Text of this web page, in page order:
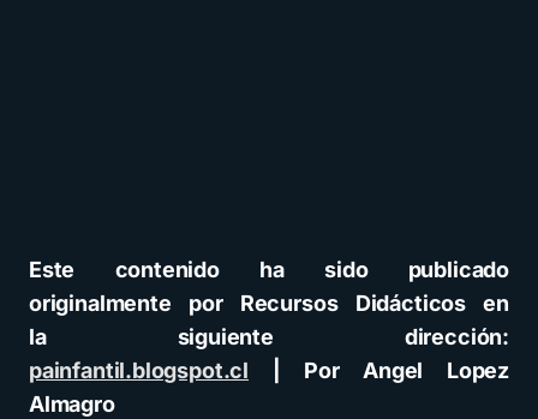
Este contenido ha sido publicado
originalmente por Recursos Didácticosen
la siguiente dirección:
painfantil.blogspot.cl | Por Angel Lopez
Almagro